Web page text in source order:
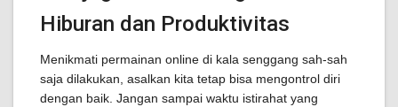
Hiburan dan Produktivitas
Menikmati permainan online di kala senggang sah-sah
saja dilakukan, asalkan kita tetap bisa mengontrol diri
dengan baik. Jangan sampai waktu istirahat yang